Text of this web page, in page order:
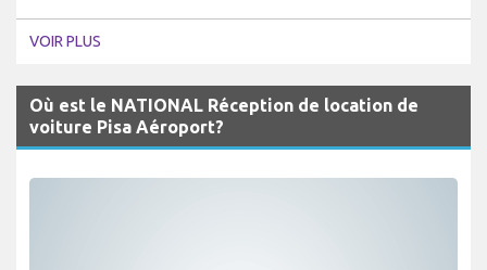
VOIR PLUS
Où est le NATIONAL Réception de location de
voiture Pisa Aéroport?